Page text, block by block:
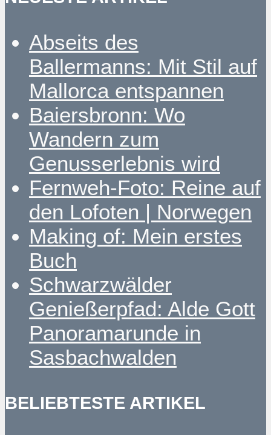
Abseits des
Ballermanns: Mit Stil auf
Mallorca entspannen
Baiersbronn: Wo
Wandern zum
Genusserlebnis wird
Fernweh-Foto: Reine auf
den Lofoten | Norwegen
Making of: Mein erstes
Buch
Schwarzwälder
Genießerpfad: Alde Gott
Panoramarunde in
Sasbachwalden
BELIEBTESTE ARTIKEL